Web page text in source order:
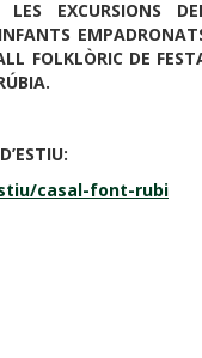
LES EXCURSIONS
FOLKLÒRIC DE
casal-font-rubi